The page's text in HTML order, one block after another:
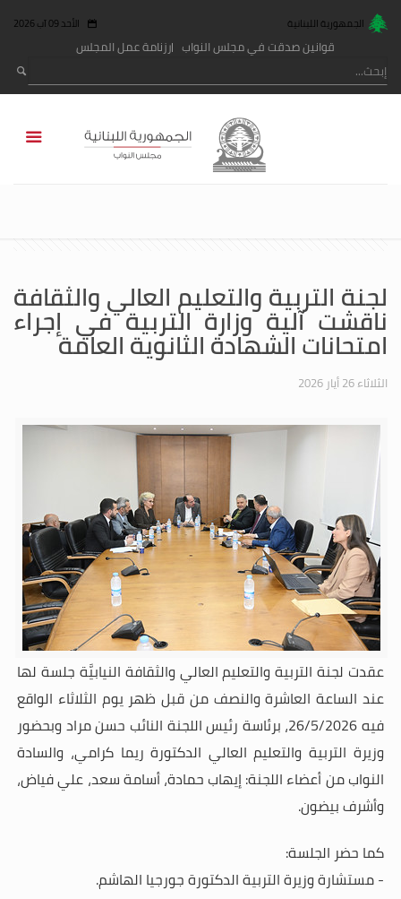
الجمهورية اللبنانية الأحد 09 آب 2026
قوانين صدقت في مجلس النواب رزنامة عمل المجلس
لجنة التربية والتعليم العالي والثقافة
ناقشت آلية وزارة التربية في إجراء
امتحانات الشهادة الثانوية العامة
الثلاثاء 26 أيار 2026
عقدت لجنة التربية والتعليم العالي والثقافة النيابيَّة جلسة لها
عند الساعة العاشرة والنصف من قبل ظهر يوم الثلاثاء الواقع
فيه 26/5/2026، برئاسة رئيس اللجنة النائب حسن مراد وبحضور
وزيرة التربية والتعليم العالي الدكتورة ريما كرامي، والسادة
النواب من أعضاء اللجنة: إيهاب حمادة، أسامة سعد، علي فياض،
وأشرف بيضون.
كما حضر الجلسة:
- مستشارة وزيرة التربية الدكتورة جورجيا الهاشم.